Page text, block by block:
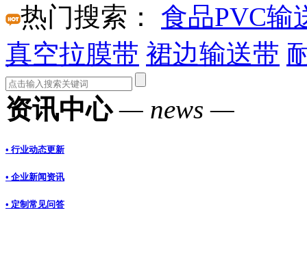
热门搜索：
食品PVC输
真空拉膜带 裙边输送带
资讯中心— news —
• 行业动态更新
• 企业新闻资讯
• 定制常见问答